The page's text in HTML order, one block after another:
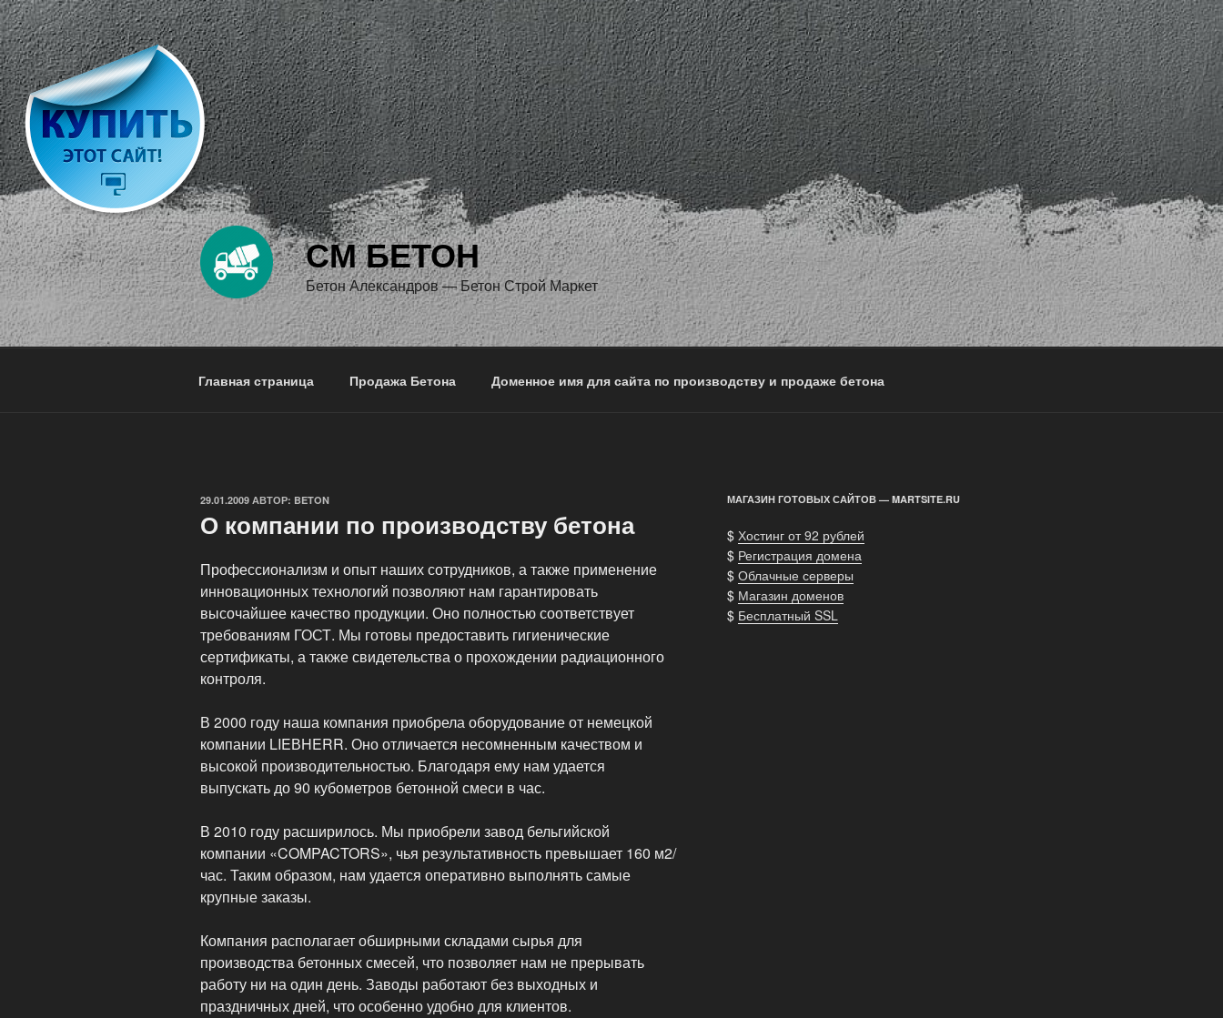
Перейти
к
содержимому
СМ БЕТОН
Бетон Александров — Бетон Строй Маркет
Главная страница Продажа Бетона Доменное имя для сайта по производству и продаже бетона
ОПУБЛИКОВАНО
29.01.2009 АВТОР: BETON
О компании по производству бетона
Профессионализм и опыт наших сотрудников, а также применение
инновационных технологий позволяют нам гарантировать
высочайшее качество продукции. Оно полностью соответствует
требованиям ГОСТ. Мы готовы предоставить гигиенические
сертификаты, а также свидетельства о прохождении радиационного
контроля.
В 2000 году наша компания приобрела оборудование от немецкой
компании LIEВHERR. Оно отличается несомненным качеством и
высокой производительностью. Благодаря ему нам удается
выпускать до 90 кубометров бетонной смеси в час.
В 2010 году расширилось. Мы приобрели завод бельгийской
компании «COMPACTORS», чья результативность превышает 160 м2/
час. Таким образом, нам удается оперативно выполнять самые
крупные заказы.
Компания располагает обширными складами сырья для
производства бетонных смесей, что позволяет нам не прерывать
работу ни на один день. Заводы работают без выходных и
праздничных дней, что особенно удобно для клиентов.
МАГАЗИН ГОТОВЫХ САЙТОВ — MARTSITE.RU
$ Хостинг от 92 рублей
$ Регистрация домена
$ Облачные серверы
$ Магазин доменов
$ Бесплатный SSL